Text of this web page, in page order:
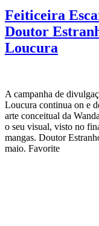
Feiticeira
Doutor
Loucura
A campanha de
Loucura continua on e
arte conceitual da
o seu visual, visto no
mangas. Doutor
maio. Favorite